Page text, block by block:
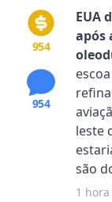
954
954
EUA
após
leste
são
1